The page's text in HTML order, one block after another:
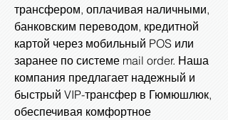
трансфером, оплачивая наличными,
банковским переводом, кредитной
картой через мобильный POS или
заранее по системе mail order. Наша
компания предлагает надежный и
быстрый VIP-трансфер в Гюмюшлюк,
обеспечивая комфортное